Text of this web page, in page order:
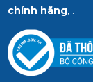
chính hãng, .